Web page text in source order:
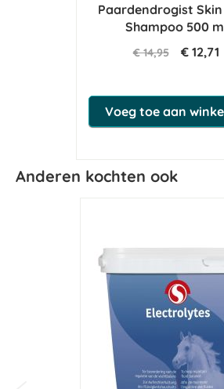
Paardendrogist Skin
Shampoo 500
€ 14,95 € 12,71
Voeg toe aan
Anderen kochten ook